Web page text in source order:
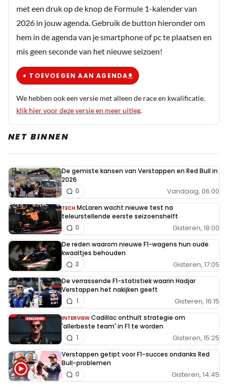
met een druk op de knop de Formule 1-kalender van
2026 in jouw agenda. Gebruik de button hieronder om
hem in de agenda van je smartphone of pc te plaatsen en
mis geen seconde van het nieuwe seizoen!
+ TOEVOEGEN AAN AGENDA
We hebben ook een versie met alleen de race en kwalificatie.
klik hier voor deze versie en meer uitleg.
NET BINNEN
De gemiste kansen van Verstappen en Red Bull in
2026
Vandaag, 06:00
0
TECH McLaren wacht nieuwe test na
teleurstellende eerste seizoenshelft
Gisteren, 18:00
0
De reden waarom nieuwe F1-wagens hun oude
kwaaltjes behouden
Gisteren, 17:05
3
De verrassende F1-statistiek waarin Hadjar
Verstappen het nakijken geeft
Gisteren, 16:15
1
INTERVIEW Cadillac onthult strategie om
'allerbeste team' in F1 te worden
Gisteren, 15:25
1
Verstappen getipt voor F1-succes ondanks Red
Bull-problemen
Gisteren, 14:45
0